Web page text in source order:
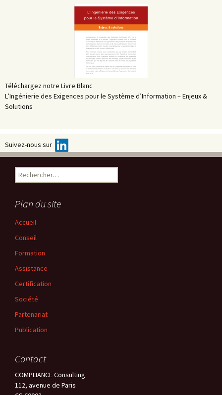
Téléchargez notre Livre Blanc
L’Ingénierie des Exigences pour le Système d’Information – Enjeux &
Solutions
Suivez-nous sur
Rechercher :
Plan du site
Accueil
Conseil
Formation
Assistance
Certification
Société
Partenariat
Publication
Contact
COMPLIANCE Consulting
112, avenue de Paris